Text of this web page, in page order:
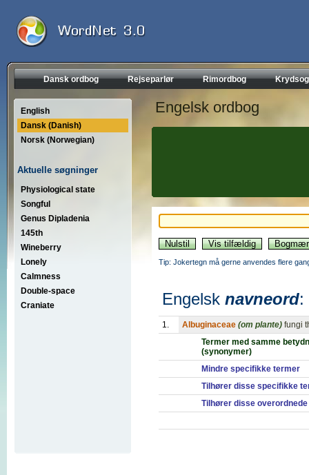
Dansk ordbog Rejseparlør Rimordbog
English
Dansk (Danish)
Norsk (Norwegian)
Aktuelle søgninger
Physiological state
Songful
Genus Dipladenia
145th
Wineberry
Lonely
Calmness
Double-space
Craniate
Engelsk ordbog
Tip: Jokertegn må gerne anvendes flere
Engelsk navneord:
1. Albuginaceae (om plante) fungi
Termer med samme
(synonymer)
Mindre specifikke termer
Tilhører disse specifikke
Tilhører disse